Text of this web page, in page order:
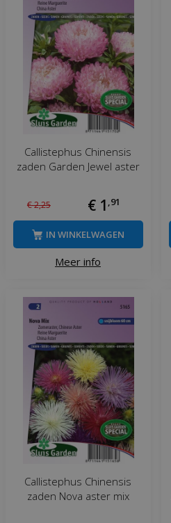
Callistephus Chinensis
zaden Garden Jewel aster
€2,25 € 1 ,91
Meer info
IN WINKELWAGEN
Callistephus Chinensis
zaden Nova aster mix